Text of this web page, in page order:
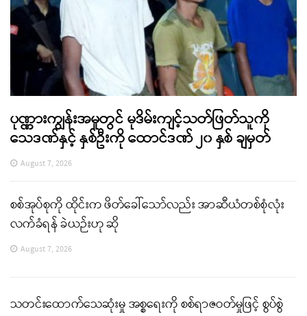
ပုဏ္ဏားကျွန်းအမှုတွင် မုဒိမ်းကျင့်သတ်ဖြတ်သူကို
သေဒဏ်နှင့် နှစ်ဦးကို ထောင်ဒဏ် ၂၀ နှစ် ချမှတ်
August 7, 2026
စစ်အုပ်စုကို ထိုင်းက ဖိတ်ခေါ်သော်လည်း အာဆီယံတစ်စုံလုံး
လက်ခံရန် ခဲယဉ်းဟု ဆို
August 7, 2026
သတင်းထောက်သေဆုံးမှု အစ္စရေးကို စစ်ရာဇဝတ်မှုဖြင့် စွပ်စွဲ